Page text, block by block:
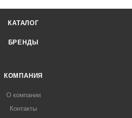
КАТАЛОГ
БРЕНДЫ
КОМПАНИЯ
О компании
Контакты